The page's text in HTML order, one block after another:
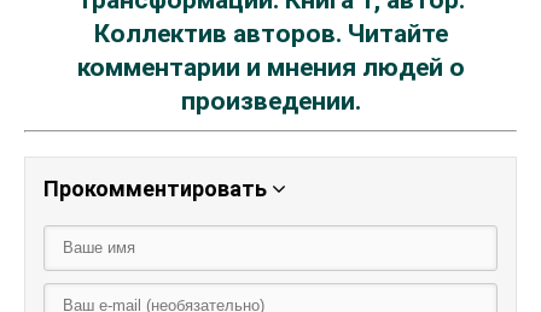
Коллектив авторов. Читайте
комментарии и мнения людей о
произведении.
Прокомментировать